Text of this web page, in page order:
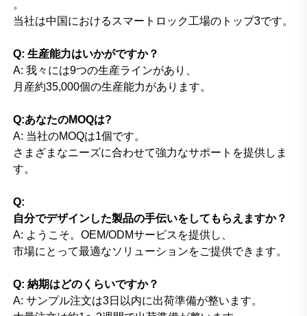
。
当社は中国におけるスマートロック工場のトップ3です。
Q: 生産能力はいかがですか？
A: 我々には9つの生産ラインがあり、
月産約35,000個の生産能力があります。
Q:あなたのMOQは?
A: 当社のMOQは1個です。
さまざまなニーズに合わせて強力なサポートを提供しま
す。
Q:
自分でデザインした製品の手伝いをしてもらえますか？
A: ようこそ。OEM/ODMサービスを提供し、
市場にとって最適なソリューションをご提供できます。
Q: 納期はどのくらいですか？
A: サンプル注文は3日以内に出荷準備が整います。